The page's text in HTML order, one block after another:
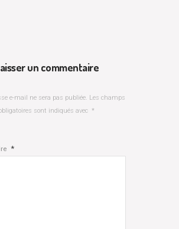
un commentaire
e-mail ne sera pas publiée. Les champs
sont indiqués avec *
*